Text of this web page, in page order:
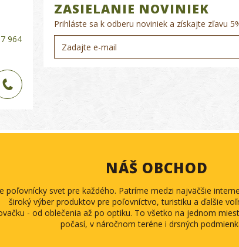
964
ZASIELANIE NOVINIEK
Prihláste sa k odberu noviniek a získajte zľavu
NÁŠ OBCHOD
poľovnícky svet pre každého. Patríme medzi najväčšie
široký výber produktov pre poľovníctvo, turistiku a ďalšie
- od oblečenia až po optiku. To všetko na jednom
počasí, v náročnom teréne i drsných